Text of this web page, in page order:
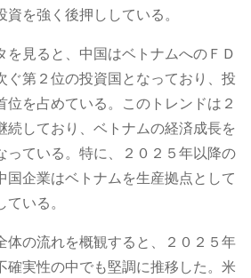
を強く後押ししている。
見ると、中国はベトナムへのＦＤ
ぐ第２位の投資国となっており、投
位を占めている。このトレンドは２
続しており、ベトナムの経済成長を
っている。特に、２０２５年以降の
国企業はベトナムを生産拠点として
いる。
の流れを概観すると、２０２５年
確実性の中でも堅調に推移した。米